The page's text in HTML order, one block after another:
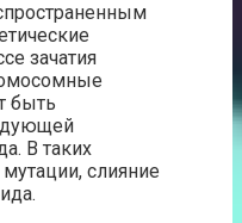
зачатия
быть
В таких
слияние